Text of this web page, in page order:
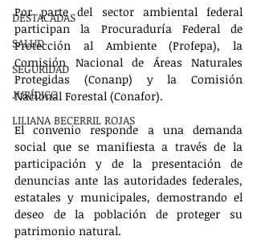
DESTACADAS
SALUD
SEGURIDAD
JURÍDICO
LILIANA BECERRIL ROJAS
Por parte del sector ambiental federal
participan la Procuraduría Federal de
Protección al Ambiente (Profepa), la
Comisión Nacional de Áreas Naturales
Protegidas (Conanp) y la Comisión
Nacional Forestal (Conafor).
El convenio responde a una demanda
social que se manifiesta a través de la
participación y de la presentación de
denuncias ante las autoridades federales,
estatales y municipales, demostrando el
deseo de la población de proteger su
patrimonio natural.